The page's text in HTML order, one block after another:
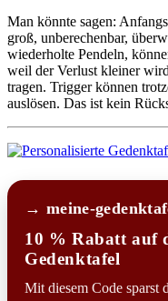
Man könnte sagen:
groß, unberechenbar,
wiederholte Pendeln,
weil der Verlust kleiner
tragen. Trigger können
auslösen. Das ist kein
→ meine-
10 % Rabatt auf
Gedenktafel
Mit diesem Code sparst